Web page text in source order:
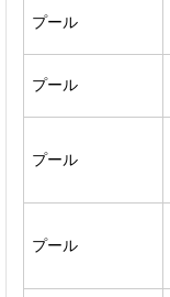
プール
プール
プール
プール